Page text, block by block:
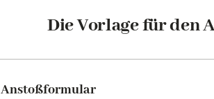
Die Vorlage für den
Anstoßformular